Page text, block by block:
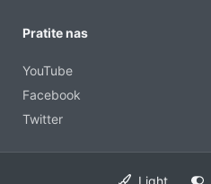
Pratite nas
YouTube
Facebook
Twitter
Light